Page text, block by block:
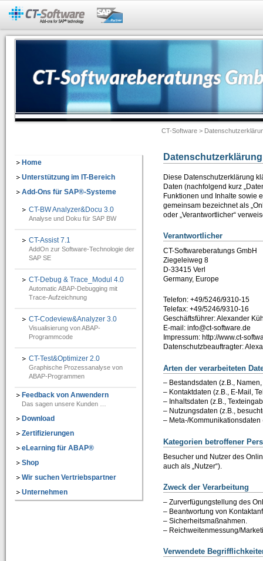
Add-Ons für SAP®-Systeme
=> Analyse und Doku für SAP® BW
Dokumentation -> Backend Objekte
Dokumentation -> Frontend Objekte
Software-Assistenten
Checklisten-Dokumentation von BW-Objekten
CT-Assist 7.1
IT-Leitung
IT-Organisation
IT-Revision
Software-Assistenten
Kunden-Feedback
SAP®-System Integration
CT-Debug&Trace_Modul 4.0
CT-Codeview&Analyzer 3.0
=> Visualisierung von ABAP-Programmcode
CT-Test&Optimizer 2.0
=> Grafisches Add-On zur SAP® ABAP Laufzeitanalyse
=> High-Quality-CBT für die ABAP-Programmierung
CT-Software >
Datenschutzerklärung
Diese Datenschutzerklärung
Daten (nachfolgend kurz
Funktionen und Inhalte sowie
gemeinsam bezeichnet als
oder „Verantwortlicher“
Verantwortlicher
CT-Softwareberatungs GmbH
Ziegeleiweg 8
D-33415 Verl
Germany, Europe
Telefon: +49/5246/9310-15
Telefax: +49/5246/9310-16
Geschäftsführer: Alexander
E-mail: info@ct-software.de
Impressum: http://www.ct-
Datenschutzbeauftragter:
Arten der verarbeiteten
– Bestandsdaten (z.B.,
– Kontaktdaten (z.B., E-Mail,
– Inhaltsdaten (z.B.,
– Nutzungsdaten (z.B.,
– Meta-/
Kategorien betroffener
Besucher und Nutzer des
auch als „Nutzer“).
Zweck der Verarbeitung
– Zurverfügungstellung des
– Beantwortung von
– Sicherheitsmaßnahmen.
– Reichweitenmessung/
Verwendete
Home
Unterstützung im IT-Bereich
Add-Ons für SAP®-Systeme
CT-BW Analyzer&Docu 3.0
Analyse und Doku für SAP BW
CT-Assist 7.1
AddOn zur Software-Technologie der
SAP SE
CT-Debug & Trace_Modul 4.0
Automatic ABAP-Debugging mit
Trace-Aufzeichnung
CT-Codeview&Analyzer 3.0
Visualisierung von ABAP-
Programmcode
CT-Test&Optimizer 2.0
Graphische Prozessanalyse von
ABAP-Programmen
Feedback von Anwendern
Das sagen unsere Kunden …
Download
Zertifizierungen
eLearning für ABAP®
Shop
Wir suchen Vertriebspartner
Unternehmen